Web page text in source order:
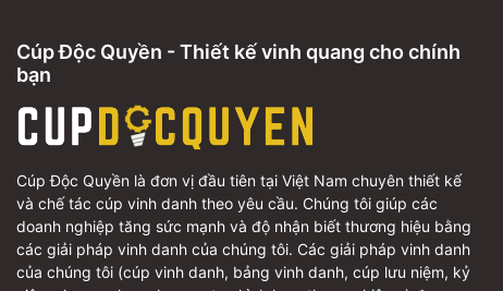
Cúp Độc Quyền - Thiết kế vinh quang cho chính
bạn
Cúp Độc Quyền là đơn vị đầu tiên tại Việt Nam chuyên thiết kế
và chế tác cúp vinh danh theo yêu cầu. Chúng tôi giúp các
doanh nghiệp tăng sức mạnh và độ nhận biết thương hiệu bằng
các giải pháp vinh danh của chúng tôi. Các giải pháp vinh danh
của chúng tôi (cúp vinh danh, bảng vinh danh, cúp lưu niệm, kỷ